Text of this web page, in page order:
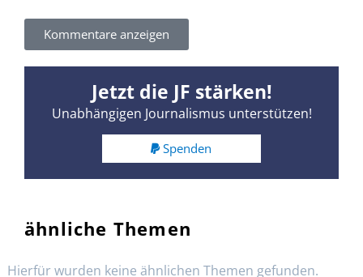
Kommentare anzeigen
Jetzt die JF stärken!
Unabhängigen Journalismus unterstützen!
Spenden
ähnliche Themen
Hierfür wurden keine ähnlichen Themen gefunden.